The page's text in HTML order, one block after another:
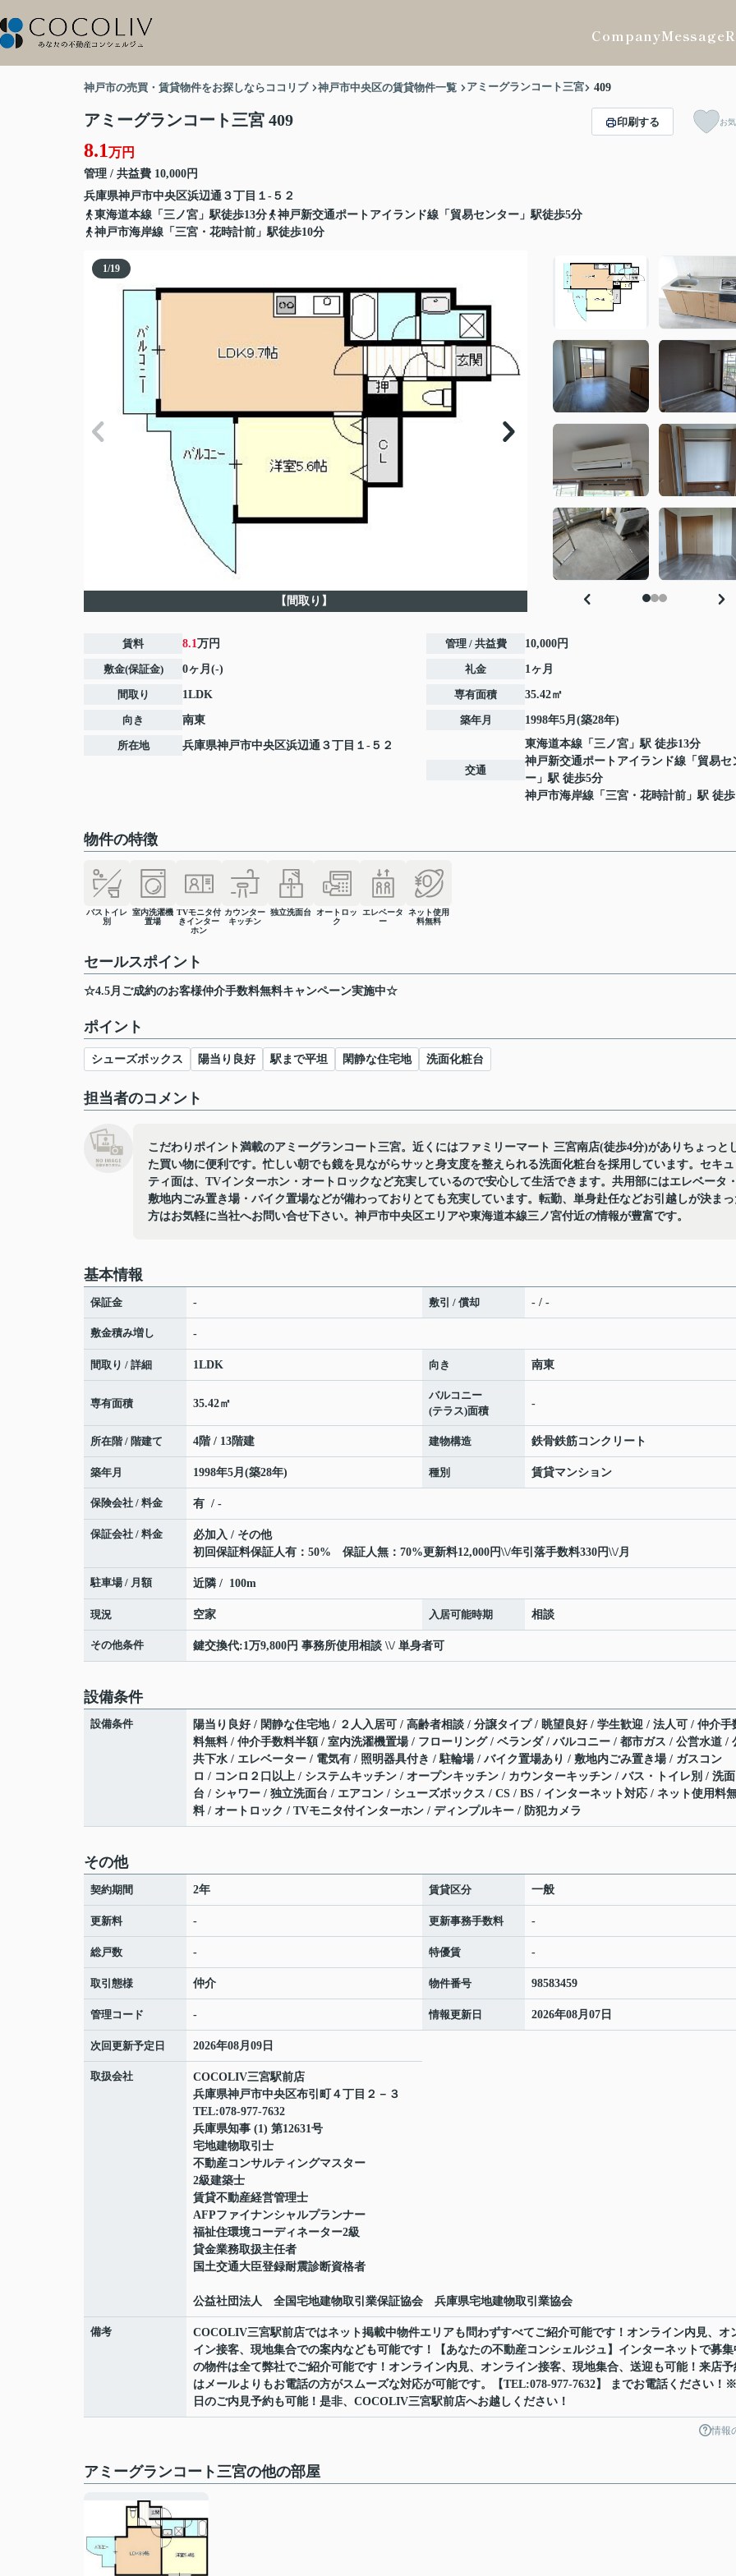
CompanyMessage
神戸市の売買・賃貸物件をお探しならココリブ 神戸市中央区の賃貸物件一覧 アミーグランコート三宮 409
アミーグランコート三宮 409
8.1万円
管理 / 共益費 10,000円
兵庫県神戸市中央区浜辺通 ３丁目１-５２
東海道本線「三ノ宮」駅徒歩13分
神戸新交通ポートアイランド線「貿易センター」駅徒歩5分
神戸市海岸線「三宮・花時計前」駅徒歩10分
印刷する お
1/19
【間取り】
賃料 8.1万円
敷金(保証金) 0ヶ月(-)
間取り 1LDK
向き 南東
所在地 兵庫県神戸市中央区浜辺通 ３丁目１-５２
管理 / 共益費 10,000円
礼金 1ヶ月
専有面積 35.42㎡
築年月 1998年5月(築28年)
交通
東海道本線 「 三ノ宮 」駅 徒歩13分
神戸新交通ポートアイランド線 「 貿易セ
ー 」駅 徒歩5分
神戸市海岸線 「 三宮・花時計前 」駅 徒
物件の特徴
バストイレ
別
室内洗濯機
置場
TVモニタ付
きインター
ホン
カウンター
キッチン
独立洗面台
オートロッ
ク
エレベータ
ー
ネット使用
料無料
セールスポイント
☆4.5月ご成約のお客様仲介手数料無料キャンペーン実施中☆
ポイント
シューズボックス 陽当り良好 駅まで平坦 閑静な住宅地 洗面化粧台
担当者のコメント
こだわりポイント満載のアミーグランコート三宮。近くにはファミリーマート 三宮南店(徒歩4分)がありちょっと
た買い物に便利です。忙しい朝でも鏡を見ながらサッと身支度を整えられる洗面化粧台を採用しています。セキュ
ティ面は、TVインターホン・オートロックなど充実しているので安心して生活できます。共用部にはエレベータ・
敷地内ごみ置き場・バイク置場などが備わっておりとても充実しています。転勤、単身赴任などお引越しが決まっ
方はお気軽に当社へお問い合せ下さい。神戸市中央区エリアや東海道本線三ノ宮付近の情報が豊富です。
基本情報
保証金 - 敷引 / 償却 - / -
敷金積み増し -
間取り / 詳細 1LDK 向き 南東
専有面積 35.42㎡
バルコニー
(テラス)面積
-
所在階 / 階建て 4階 / 13階建 建物構造 鉄骨鉄筋コンクリート
築年月 1998年5月(築28年) 種別 賃貸マンション
保険会社 / 料金 有 / -
保証会社 / 料金
必加入 / その他
初回保証料保証人有：50% 保証人無：70%更新料12,000円\\/年引落手数料330円\\/月
駐車場 / 月額 近隣 / 100m
現況 空家 入居可能時期 相談
その他条件 鍵交換代:1万9,800円 事務所使用相談 \\/ 単身者可
設備条件
設備条件
陽当り良好 / 閑静な住宅地 / ２人入居可 / 高齢者相談 / 分譲タイプ / 眺望良好 / 学生歓迎 / 法人可 / 仲介手
料無料 / 仲介手数料半額 / 室内洗濯機置場 / フローリング / ベランダ / バルコニー / 都市ガス / 公営水道 /
共下水 / エレベーター / 電気有 / 照明器具付き / 駐輪場 / バイク置場あり / 敷地内ごみ置き場 / ガスコン
ロ / コンロ２口以上 / システムキッチン / オープンキッチン / カウンターキッチン / バス・トイレ別 / 洗面
台 / シャワー / 独立洗面台 / エアコン / シューズボックス / CS / BS / インターネット対応 / ネット使用料
料 / オートロック / TVモニタ付インターホン / ディンプルキー / 防犯カメラ
その他
契約期間 2年 賃貸区分 一般
更新料 - 更新事務手数料 -
総戸数 - 特優賃 -
取引態様 仲介 物件番号 98583459
管理コード - 情報更新日 2026年08月07日
次回更新予定日 2026年08月09日
取扱会社
COCOLIV三宮駅前店
兵庫県神戸市中央区布引町４丁目２－３
TEL:078-977-7632
兵庫県知事 (1) 第12631号
宅地建物取引士
不動産コンサルティングマスター
2級建築士
賃貸不動産経営管理士
AFPファイナンシャルプランナー
福祉住環境コーディネーター2級
貸金業務取扱主任者
国土交通大臣登録耐震診断資格者
公益社団法人 全国宅地建物取引業保証協会 兵庫県宅地建物取引業協会
備考
COCOLIV三宮駅前店ではネット掲載中物件エリアも問わずすべてご紹介可能です！オンライン内見、オ
イン接客、現地集合での案内なども可能です！【あなたの不動産コンシェルジュ】インターネットで募集
の物件は全て弊社でご紹介可能です！オンライン内見、オンライン接客、現地集合、送迎も可能！来店予
はメールよりもお電話の方がスムーズな対応が可能です。【TEL:078-977-7632】 までお電話ください！
日のご内見予約も可能！是非、COCOLIV三宮駅前店へお越しください！
情報
アミーグランコート三宮の他の部屋